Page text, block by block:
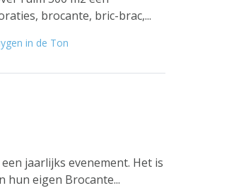
brocante, bric-brac,...
in de Ton
jaarlijks evenement. Het is
hun eigen Brocante...